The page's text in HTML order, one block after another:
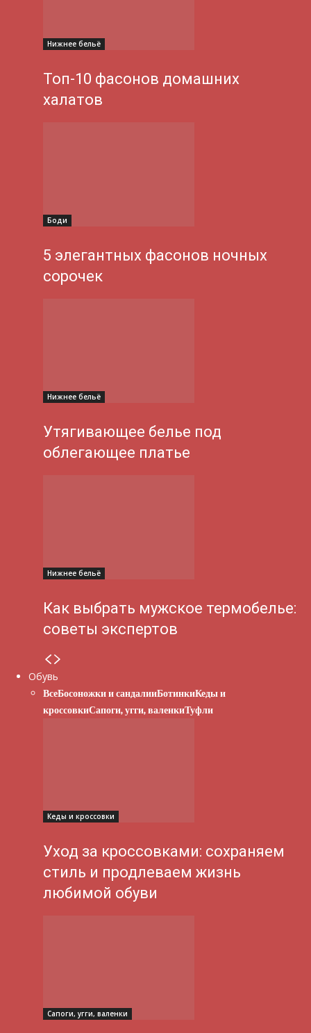
Нижнее бельё
Топ-10 фасонов домашних
халатов
Боди
5 элегантных фасонов ночных
сорочек
Нижнее бельё
Утягивающее белье под
облегающее платье
Нижнее бельё
Как выбрать мужское термобелье:
советы экспертов
Обувь
ВсеБосоножки и сандалииБотинкиКеды и
кроссовкиСапоги, угги, валенкиТуфли
Кеды и кроссовки
Уход за кроссовками: сохраняем
стиль и продлеваем жизнь
любимой обуви
Сапоги, угги, валенки